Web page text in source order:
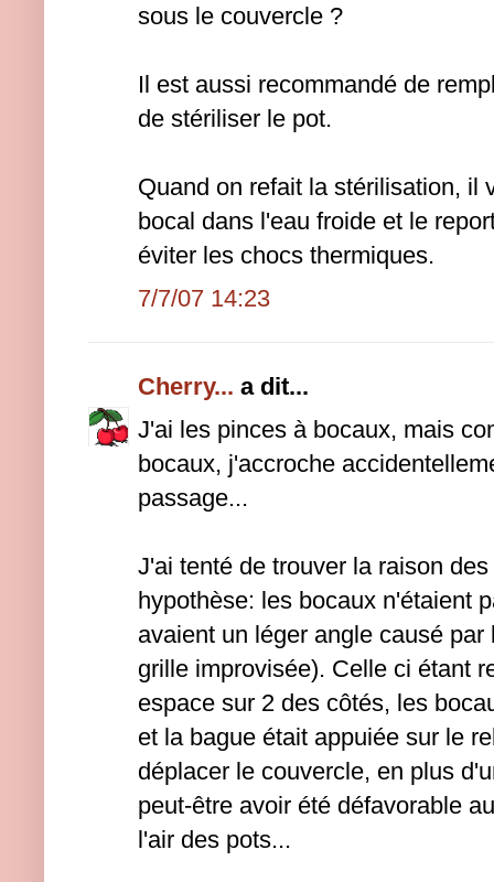
sous le couvercle ?
Il est aussi recommandé de
de stériliser le pot.
Quand on refait la stérilisation, il
bocal dans l'eau froide et le
éviter les chocs thermiques.
7/7/07 14:23
Cherry... a dit...
J'ai les pinces à bocaux, mais
bocaux, j'accroche
passage...
J'ai tenté de trouver la raison
hypothèse: les bocaux n'étaient
avaient un léger angle causé
grille improvisée). Celle ci étant
espace sur 2 des côtés, les
et la bague était appuiée sur le
déplacer le couvercle, en plus
peut-être avoir été défavorable
l'air des pots...